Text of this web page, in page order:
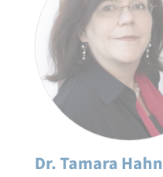
Dr. Tamara Hahn